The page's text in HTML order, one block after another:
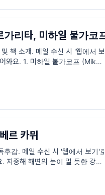
리타, 미하일 불가코프
책 소개. 메일 수신 시 '웹에서 보
와요. 1. 미하일 불가코프 (Mikhail
르 카뮈
감. 메일 수신 시 '웹에서 보기'로
지중해 해변의 눈이 멀 듯한 강렬